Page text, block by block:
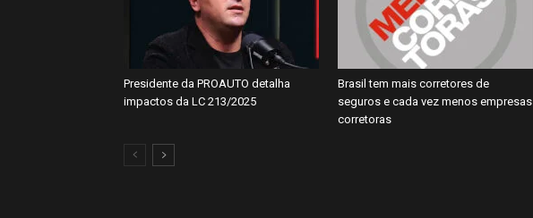
Presidente da PROAUTO detalha
impactos da LC 213/2025
Brasil tem mais corretores de
seguros e cada vez menos empresas
corretoras